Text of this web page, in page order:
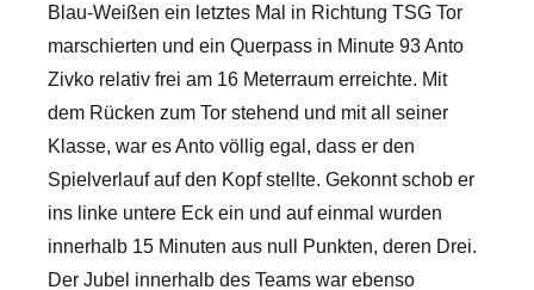
Blau-Weißen ein letztes Mal in Richtung TSG Tor
marschierten und ein Querpass in Minute 93 Anto
Zivko relativ frei am 16 Meterraum erreichte. Mit
dem Rücken zum Tor stehend und mit all seiner
Klasse, war es Anto völlig egal, dass er den
Spielverlauf auf den Kopf stellte. Gekonnt schob er
ins linke untere Eck ein und auf einmal wurden
innerhalb 15 Minuten aus null Punkten, deren Drei.
Der Jubel innerhalb des Teams war ebenso